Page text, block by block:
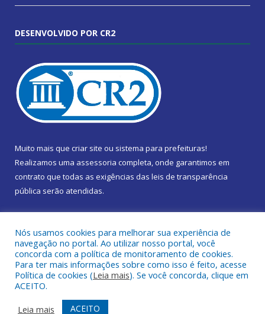
DESENVOLVIDO POR CR2
Muito mais que criar site ou sistema para prefeituras!
Realizamos uma assessoria completa, onde garantimos em
contrato que todas as exigências das leis de transparência
pública serão atendidas.
Todos os direitos reservados a Câmara Municipal de Marapanim.
Mapa do Site
Acessar Área Administrativa
Nós usamos cookies para melhorar sua experiência de
navegação no portal. Ao utilizar nosso portal, você
concorda com a política de monitoramento de cookies.
Para ter mais informações sobre como isso é feito, acesse
Política de cookies (Leia mais). Se você concorda, clique em
ACEITO.
Leia mais
ACEITO